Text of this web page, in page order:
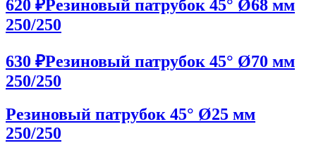
620 ₽Резиновый патрубок 45° Ø68 мм
250/250
630 ₽Резиновый патрубок 45° Ø70 мм
250/250
Резиновый патрубок 45° Ø25 мм
250/250